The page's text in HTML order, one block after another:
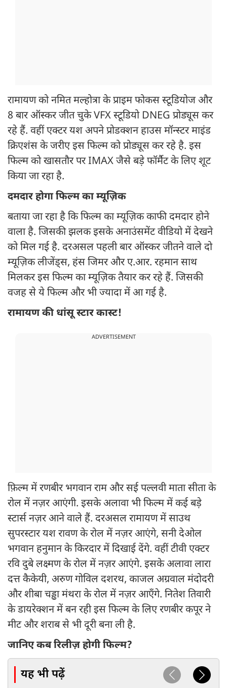
रामायण को नमित मल्होत्रा के प्राइम फोकस स्टूडियोज और
8 बार ऑस्कर जीत चुके VFX स्टूडियो DNEG प्रोड्यूस कर
रहे हैं. वहीं एक्टर यश अपने प्रोडक्शन हाउस मॉन्स्टर माइंड
क्रिएशंस के जरीए इस फिल्म को प्रोड्यूस कर रहे है. इस
फिल्म को खासतौर पर IMAX जैसे बड़े फॉर्मैट के लिए शूट
किया जा रहा है.
दमदार होगा फिल्म का म्यूज़िक
बताया जा रहा है कि फिल्म का म्यूज़िक काफी दमदार होने
वाला है. जिसकी झलक इसके अनाउंसमेंट वीडियो में देखने
को मिल गई है. दरअसल पहली बार ऑस्कर जीतने वाले दो
म्यूज़िक लीजेंड्स, हंस जिमर और ए.आर. रहमान साथ
मिलकर इस फिल्म का म्यूज़िक तैयार कर रहे हैं. जिसकी
वजह से ये फिल्म और भी ज्यादा में आ गई है.
रामायण की धांसू स्टार कास्ट!
ADVERTISEMENT
फ़िल्म में रणबीर भगवान राम और सई पल्लवी माता सीता के
रोल में नज़र आएंगी. इसके अलावा भी फिल्म में कई बड़े
स्टार्स नज़र आने वाले हैं. दरअसल रामायण में साउथ
सुपरस्टार यश रावण के रोल में नज़र आएंगे, सनी देओल
भगवान हनुमान के किरदार में दिखाई देंगे. वहीं टीवी एक्टर
रवि दुबे लक्ष्मण के रोल में नज़र आएंगे. इसके अलावा लारा
दत्त कैकेयी, अरुण गोविल दशरथ, काजल अग्रवाल मंदोदरी
और शीबा चड्ढा मंथरा के रोल में नज़र आएँगे. नितेश तिवारी
के डायरेक्शन में बन रही इस फिल्म के लिए रणबीर कपूर ने
मीट और शराब से भी दूरी बना ली है.
जानिए कब रिलीज़ होगी फिल्म?
यह भी पढ़ें